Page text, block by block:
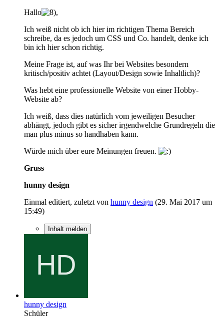
Hallo
,
Ich weiß nicht ob ich hier im richtigen Thema Bereich
schreibe, da es jedoch um CSS und Co. handelt, denke ich
bin ich hier schon richtig.
Meine Frage ist, auf was Ihr bei Websites besondern
kritisch/positiv achtet (Layout/Design sowie Inhaltlich)?
Was hebt eine professionelle Website von einer Hobby-
Website ab?
Ich weiß, dass dies natürlich vom jeweiligen Besucher
abhängt, jedoch gibt es sicher irgendwelche Grundregeln die
man plus minus so handhaben kann.
Würde mich über eure Meinungen freuen.
Gruss
hunny design
Einmal editiert, zuletzt von hunny design (29. Mai 2017 um
15:49)
Inhalt melden
hunny design
Schüler